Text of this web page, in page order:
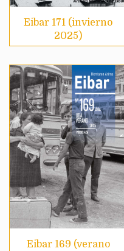
Eibar 171 (invierno
2025)
Eibar 169 (verano